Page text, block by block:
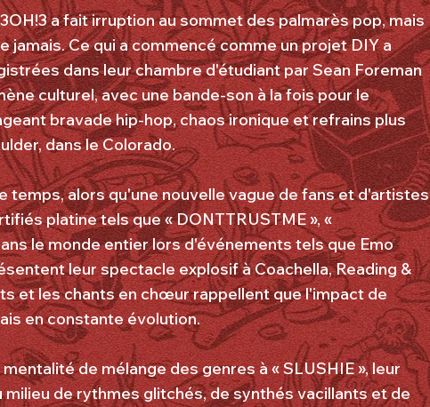
a fait irruption au sommet des palmarès pop, mais
Ce qui a commencé comme un projet DIY a
dans leur chambre d'étudiant par Sean Foreman
culturel, avec une bande-son à la fois pour le
bravade hip-hop, chaos ironique et refrains plus
dans le Colorado.
temps, alors qu'une nouvelle vague de fans et d'artistes
platine tels que « DONTTRUSTME », «
le monde entier lors d'événements tels que Emo
leur spectacle explosif à Coachella, Reading &
et les chants en chœur rappellent que l'impact de
en constante évolution.
de mélange des genres à « SLUSHIE », leur
de rythmes glitchés, de synthés vacillants et de